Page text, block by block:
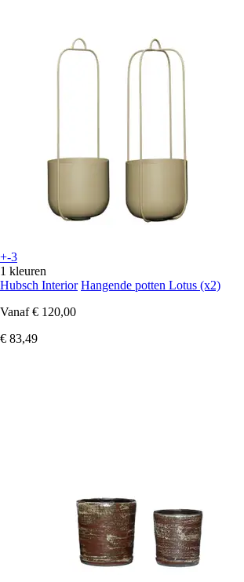
+-3
1 kleuren
Hubsch Interior Hangende potten Lotus (x2)
Vanaf € 120,00
€ 83,49